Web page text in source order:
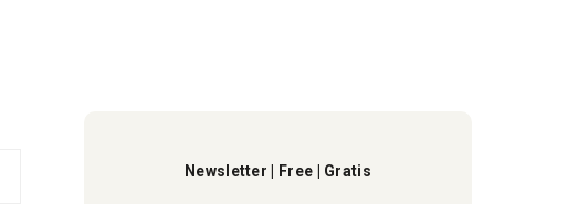
Newsletter | Free | Gratis